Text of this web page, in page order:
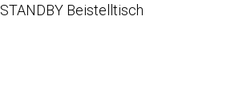
STANDBY Beistelltisch